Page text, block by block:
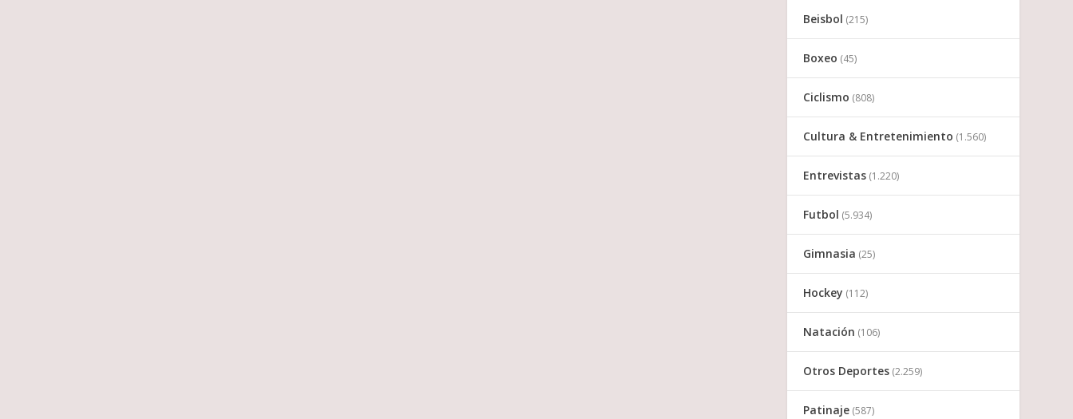
Beisbol (215)
Boxeo (45)
Ciclismo (808)
Cultura & Entretenimiento (1.560)
Entrevistas (1.220)
Futbol (5.934)
Gimnasia (25)
Hockey (112)
Natación (106)
Otros Deportes (2.259)
Patinaje (587)